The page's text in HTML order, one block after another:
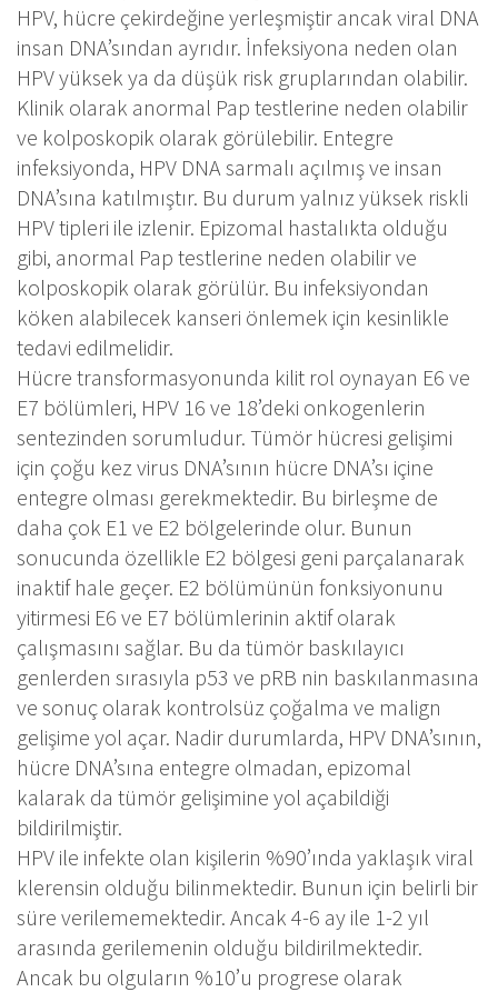
HPV, hücre çekirdeğine yerleşmiştir ancak viral DNA
insan DNA’sından ayrıdır. İnfeksiyona neden olan
HPV yüksek ya da düşük risk gruplarından olabilir.
Klinik olarak anormal Pap testlerine neden olabilir
ve kolposkopik olarak görülebilir. Entegre
infeksiyonda, HPV DNA sarmalı açılmış ve insan
DNA’sına katılmıştır. Bu durum yalnız yüksek riskli
HPV tipleri ile izlenir. Epizomal hastalıkta olduğu
gibi, anormal Pap testlerine neden olabilir ve
kolposkopik olarak görülür. Bu infeksiyondan
köken alabilecek kanseri önlemek için kesinlikle
tedavi edilmelidir.
Hücre transformasyonunda kilit rol oynayan E6 ve
E7 bölümleri, HPV 16 ve 18’deki onkogenlerin
sentezinden sorumludur. Tümör hücresi gelişimi
için çoğu kez virus DNA’sının hücre DNA’sı içine
entegre olması gerekmektedir. Bu birleşme de
daha çok E1 ve E2 bölgelerinde olur. Bunun
sonucunda özellikle E2 bölgesi geni parçalanarak
inaktif hale geçer. E2 bölümünün fonksiyonunu
yitirmesi E6 ve E7 bölümlerinin aktif olarak
çalışmasını sağlar. Bu da tümör baskılayıcı
genlerden sırasıyla p53 ve pRB nin baskılanmasına
ve sonuç olarak kontrolsüz çoğalma ve malign
gelişime yol açar. Nadir durumlarda, HPV DNA’sının,
hücre DNA’sına entegre olmadan, epizomal
kalarak da tümör gelişimine yol açabildiği
bildirilmiştir.
HPV ile infekte olan kişilerin %90’ında yaklaşık viral
klerensin olduğu bilinmektedir. Bunun için belirli bir
süre verilememektedir. Ancak 4-6 ay ile 1-2 yıl
arasında gerilemenin olduğu bildirilmektedir.
Ancak bu olguların %10’u progrese olarak